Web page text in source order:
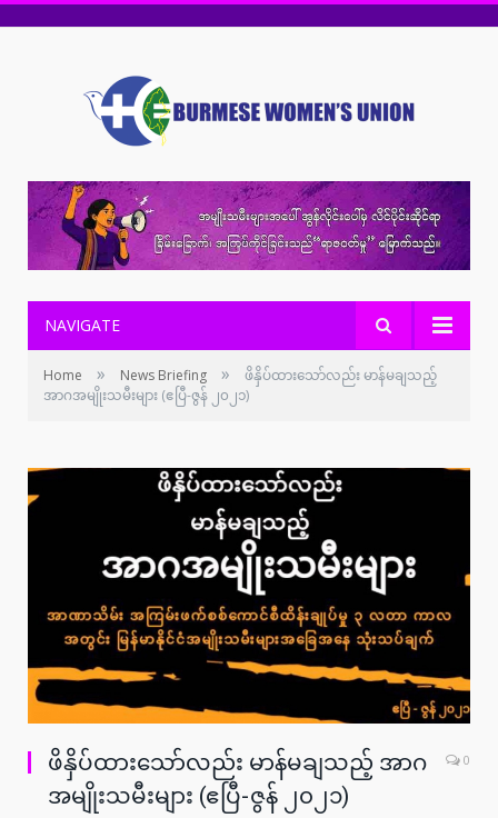
NAVIGATE
Home » News Briefing »
ဖိနှိပ်ထားသော်လည်း မာန်မချသည့်
အာဂအမျိုးသမီးများ (ဧပြီ-ဇွန် ၂၀၂၁)
ဖိနှိပ်ထားသော်လည်း မာန်မချသည့် အာဂ
အမျိုးသမီးများ (ဧပြီ-ဇွန် ၂၀၂၁)
0